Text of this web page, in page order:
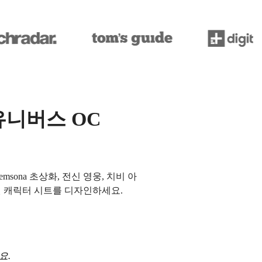
버스 OC
초상화, 전신 영웅, 치비 아
릭터 시트를 디자인하세요.
.